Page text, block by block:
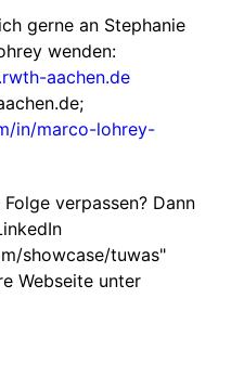
gerne an Stephanie
wenden:
aachen.de
in/marco-lohrey-
verpassen? Dann
showcase/tuwas"
Webseite unter